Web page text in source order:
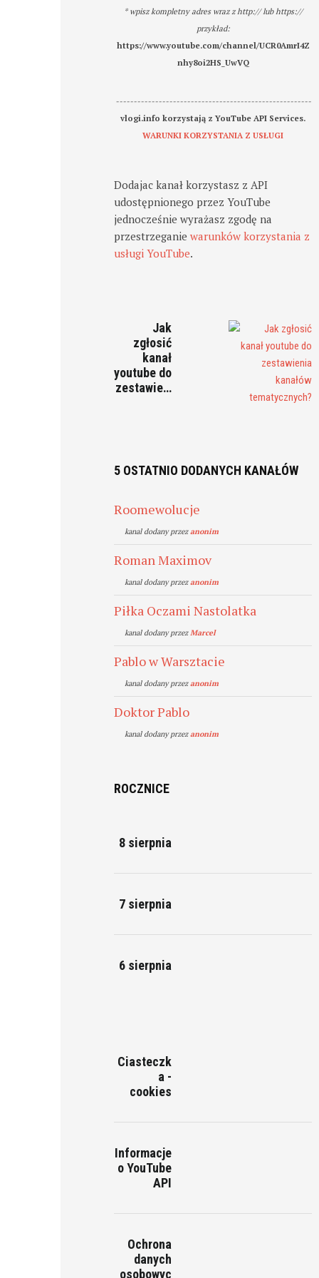
* wpisz kompletny adres wraz z http:// lub https://
przykład:
https://www.youtube.com/channel/UCR0AmrI4Z
nhy8oi2HS_UwVQ
-------------------------------------------------------
vlogi.info korzystają z YouTube API Services.
WARUNKI KORZYSTANIA Z USŁUGI
Dodajac kanał korzystasz z API
udostępnionego przez YouTube
jednocześnie wyrażasz zgodę na
przestrzeganiewarunków korzystania z
usługi YouTube.
Jak
zgłosić
kanał
youtube do
zestawie…
5 OSTATNIO DODANYCH KANAŁÓW
Roomewolucje
kanal dodany przezanonim
Roman Maximov
kanal dodany przezanonim
Piłka Oczami Nastolatka
kanal dodany przezMarcel
Pablo w Warsztacie
kanal dodany przezanonim
Doktor Pablo
kanal dodany przezanonim
ROCZNICE
8 sierpnia
7 sierpnia
6 sierpnia
Ciasteczk
a -
cookies
Informacje
o YouTube
API
Ochrona
danych
osobowyc